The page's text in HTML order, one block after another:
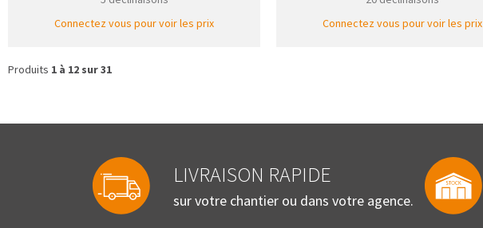
Connectez vous pour voir les prix
Connectez vous pour voir les prix
Produits 1 à 12 sur 31
LIVRAISON RAPIDE
sur votre chantier ou dans votre agence.